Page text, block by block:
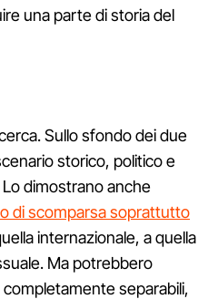
una parte di storia del
Sullo sfondo dei due
storico, politico e
dimostrano anche
di scomparsa soprattutto
internazionale, a quella
Ma potrebbero
separabili,